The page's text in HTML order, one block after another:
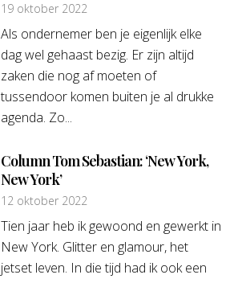
19 oktober 2022
Als ondernemer ben je eigenlijk elke
dag wel gehaast bezig. Er zijn altijd
zaken die nog af moeten of
tussendoor komen buiten je al drukke
agenda. Zo...
Column Tom Sebastian: ‘New York,
New York’
12 oktober 2022
Tien jaar heb ik gewoond en gewerkt in
New York. Glitter en glamour, het
jetset leven. In die tijd had ik ook een